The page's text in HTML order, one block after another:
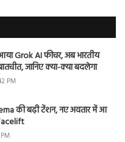
Grok AI फीचर, अब भारतीय
जानिए क्या-क्या बदलेगा
PM
की बढ़ी टेंशन, नए अवतार में आ